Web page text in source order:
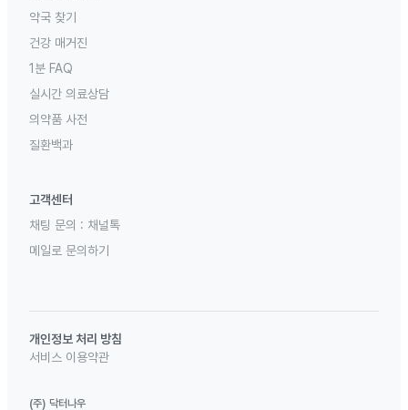
약국 찾기
건강 매거진
1분 FAQ
실시간 의료상담
의약품 사전
질환백과
고객센터
채팅 문의 : 채널톡
메일로 문의하기
개인정보 처리 방침
서비스 이용약관
(주) 닥터나우